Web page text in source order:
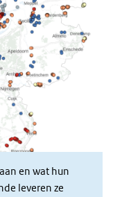
en wat hun
leveren ze